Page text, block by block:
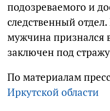
подозреваемого и
следственный
мужчина признался
заключен под
По материалам
Иркутской области